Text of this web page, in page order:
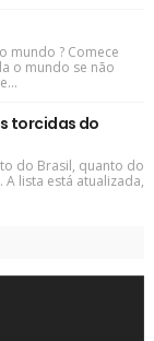
mundo ? Comece
o mundo se não
torcidas do
do Brasil, quanto do
lista está atualizada,